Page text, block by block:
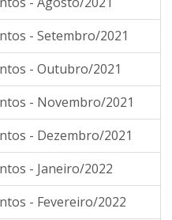
- Setembro/2021
- Outubro/2021
- Novembro/2021
- Dezembro/2021
- Janeiro/2022
- Fevereiro/2022